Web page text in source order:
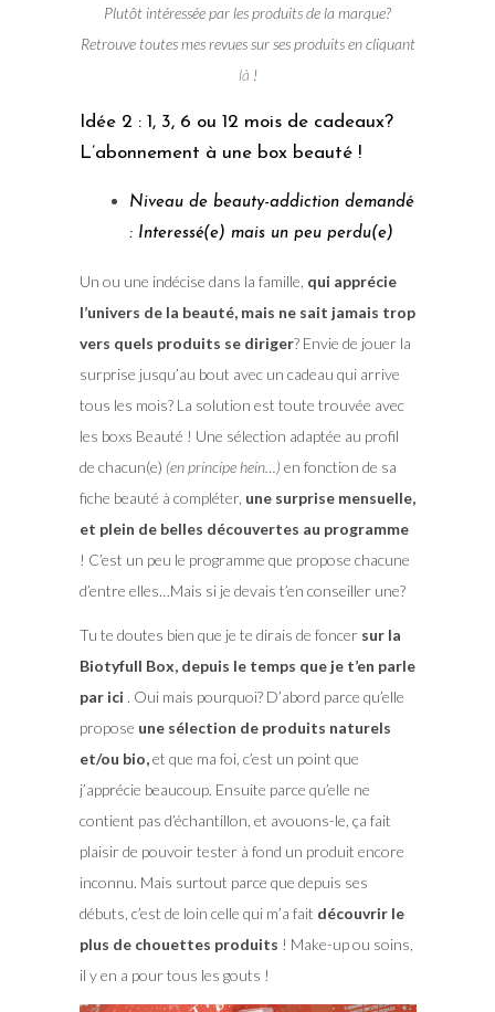
Plutôt intéressée par les produits de la marque?
Retrouve toutes mes revues sur ses produits en cliquant
là !
Idée 2 : 1, 3, 6 ou 12 mois de cadeaux?
L’abonnement à une box beauté !
Niveau de beauty-addiction demandé
: Interessé(e) mais un peu perdu(e)
Un ou une indécise dans la famille, qui apprécie
l’univers de la beauté, mais ne sait jamais trop
vers quels produits se diriger? Envie de jouer la
surprise jusqu’au bout avec un cadeau qui arrive
tous les mois? La solution est toute trouvée avec
les boxs Beauté ! Une sélection adaptée au profil
de chacun(e) (en principe hein…) en fonction de sa
fiche beauté à compléter, une surprise mensuelle,
et plein de belles découvertes au programme
! C’est un peu le programme que propose chacune
d’entre elles…Mais si je devais t’en conseiller une?
Tu te doutes bien que je te dirais de foncersur la
Biotyfull Box, depuis le temps que je t’en parle
par ici . Oui mais pourquoi? D’abord parce qu’elle
propose une sélection de produits naturels
et/ou bio,et que ma foi, c’est un point que
j’apprécie beaucoup. Ensuite parce qu’elle ne
contient pas d’échantillon, et avouons-le, ça fait
plaisir de pouvoir tester à fond un produit encore
inconnu. Mais surtout parce que depuis ses
débuts, c’est de loin celle qui m’a fait découvrir le
plus de chouettes produits ! Make-up ou soins,
il y en a pour tous les gouts !